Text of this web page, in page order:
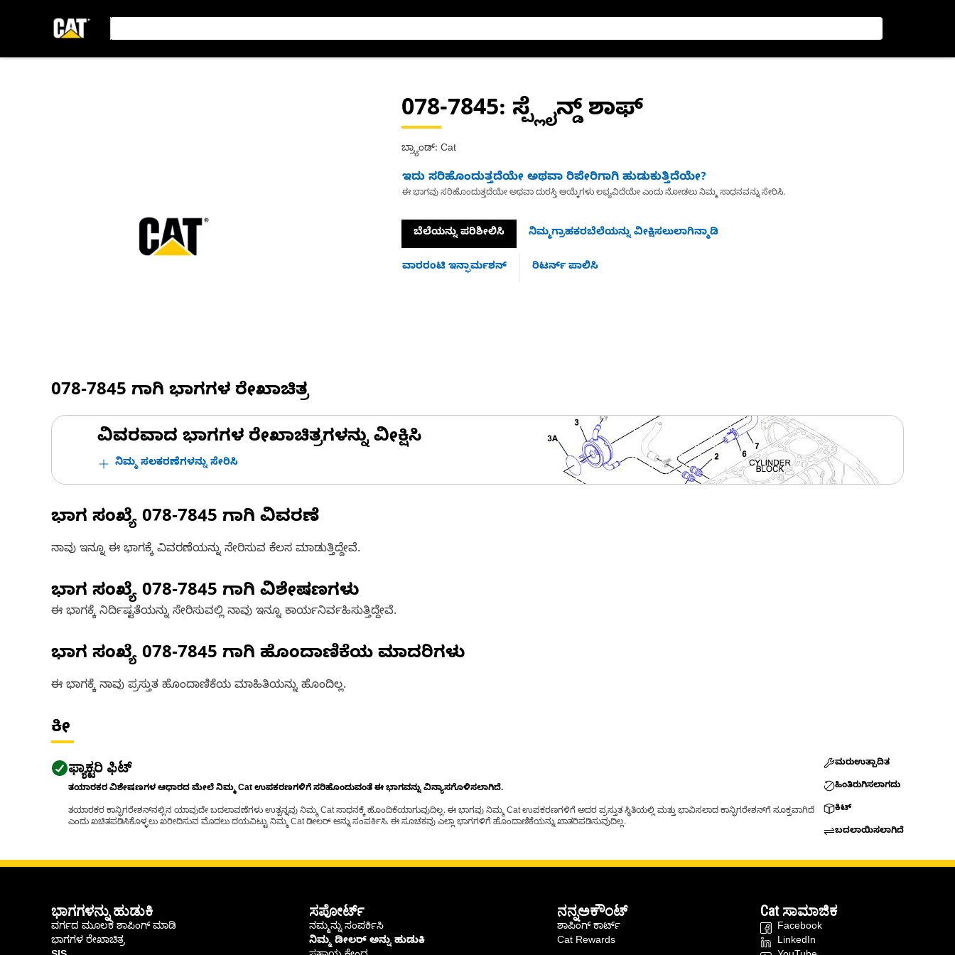
078-7845: ಸ್ಪ್ಲೈನ್ಡ್ ಶಾಫ್
ಬ್ರ್ಯಾಂಡ್: Cat
ಇದು ಸರಿಹೊಂದುತ್ತದೆಯೇ ಅಥವಾ ರಿಪೇರಿಗಾಗಿ ಹುಡುಕುತ್ತಿದೆಯೇ?
ಈ ಭಾಗವು ಸರಿಹೊಂದುತ್ತದೆಯೇ ಅಥವಾ ದುರಸ್ತಿ ಆಯ್ಕೆಗಳು ಲಭ್ಯವಿದೆಯೇ ಎಂದು ನೋಡಲು ನಿಮ್ಮ ಸಾಧನವನ್ನು ಸೇರಿಸಿ.
ಬೆಲೆಯನ್ನು ಪರಿಶೀಲಿಸಿ ನಿಮ್ಮಗ್ರಾಹಕರಬೆಲೆಯನ್ನು ವೀಕ್ಷಿಸಲುಲಾಗಿನ್ಮಾಡಿ
ವಾರರಂಟಿ ಇನ್ಫಾರ್ಮಶನ್ ರಿಟರ್ನ್ ಪಾಲಿಸಿ
078-7845 ಗಾಗಿ ಭಾಗಗಳ ರೇಖಾಚಿತ್ರ
ವಿವರವಾದ ಭಾಗಗಳ ರೇಖಾಚಿತ್ರಗಳನ್ನು ವೀಕ್ಷಿಸಿ
ನಿಮ್ಮ ಸಲಕರಣೆಗಳನ್ನು ಸೇರಿಸಿ
ಭಾಗ ಸಂಖ್ಯೆ 078-7845 ಗಾಗಿ ವಿವರಣೆ
ನಾವು ಇನ್ನೂ ಈ ಭಾಗಕ್ಕೆ ವಿವರಣೆಯನ್ನು ಸೇರಿಸುವ ಕೆಲಸ ಮಾಡುತ್ತಿದ್ದೇವೆ.
ಭಾಗ ಸಂಖ್ಯೆ 078-7845 ಗಾಗಿ ವಿಶೇಷಣಗಳು
ಈ ಭಾಗಕ್ಕೆ ನಿರ್ದಿಷ್ಟತೆಯನ್ನು ಸೇರಿಸುವಲ್ಲಿ ನಾವು ಇನ್ನೂ ಕಾರ್ಯನಿರ್ವಹಿಸುತ್ತಿದ್ದೇವೆ.
ಭಾಗ ಸಂಖ್ಯೆ 078-7845 ಗಾಗಿ ಹೊಂದಾಣಿಕೆಯ ಮಾದರಿಗಳು
ಈ ಭಾಗಕ್ಕೆ ನಾವು ಪ್ರಸ್ತುತ ಹೊಂದಾಣಿಕೆಯ ಮಾಹಿತಿಯನ್ನು ಹೊಂದಿಲ್ಲ.
ಕೀ
ಫ್ಯಾಕ್ಟರಿ ಫಿಟ್
ತಯಾರಕರ ವಿಶೇಷಣಗಳ ಆಧಾರದ ಮೇಲೆ ನಿಮ್ಮ Cat ಉಪಕರಣಗಳಿಗೆ ಸರಿಹೊಂದುವಂತೆ ಈ ಭಾಗವನ್ನು ವಿನ್ಯಾಸಗೊಳಿಸಲಾಗಿದೆ.
ತಯಾರಕರ ಕಾನ್ಫಿಗರೇಶನ್‌ನಲ್ಲಿನ ಯಾವುದೇ ಬದಲಾವಣೆಗಳು ಉತ್ಪನ್ನವು ನಿಮ್ಮ Cat ಸಾಧನಕ್ಕೆ ಹೊಂದಿಕೆಯಾಗುವುದಿಲ್ಲ. ಈ ಭಾಗವು ನಿಮ್ಮ Cat ಉಪಕರಣಗಳಿಗೆ ಅದರ ಪ್ರಸ್ತುತ ಸ್ಥಿತಿಯಲ್ಲಿ ಮತ್ತು ಭಾವಿಸಲಾದ ಕಾನ್ಫಿಗರೇಶನ್‌ಗೆ ಸೂಕ್ತವಾಗಿದೆ
ಎಂದು ಖಚಿತಪಡಿಸಿಕೊಳ್ಳಲು ಖರೀದಿಸುವ ಮೊದಲು ದಯವಿಟ್ಟು ನಿಮ್ಮ Cat ಡೀಲರ್ ಅನ್ನು ಸಂಪರ್ಕಿಸಿ. ಈ ಸೂಚಕವು ಎಲ್ಲಾ ಭಾಗಗಳಿಗೆ ಹೊಂದಾಣಿಕೆಯನ್ನು ಖಾತರಿಪಡಿಸುವುದಿಲ್ಲ.
ಮರುಉತ್ಪಾದಿತ
ಹಿಂತಿರುಗಿಸಲಾಗದು
ಕಿಟ್
ಬದಲಾಯಿಸಲಾಗಿದೆ
ಭಾಗಗಳನ್ನು ಹುಡುಕಿ
ವರ್ಗದ ಮೂಲಕ ಶಾಪಿಂಗ್ ಮಾಡಿ
ಭಾಗಗಳ ರೇಖಾಚಿತ್ರ
ಸಪೋರ್ಟ್
ನಮ್ಮನ್ನು ಸಂಪರ್ಕಿಸಿ
ನಿಮ್ಮ ಡೀಲರ್ ಅನ್ನು ಹುಡುಕಿ
ನನ್ನಅಕೌಂಟ್
ಶಾಪಿಂಗ್ ಕಾರ್ಟ್
Cat Rewards
Cat ಸಾಮಾಜಿಕ
Facebook
LinkedIn